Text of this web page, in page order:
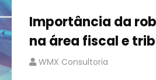
Importância da
na área fiscal e
WMX Consultoria